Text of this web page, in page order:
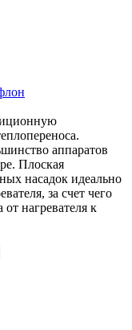
аппаратов
Плоская
насадок идеально
за счет чего
от нагревателя к